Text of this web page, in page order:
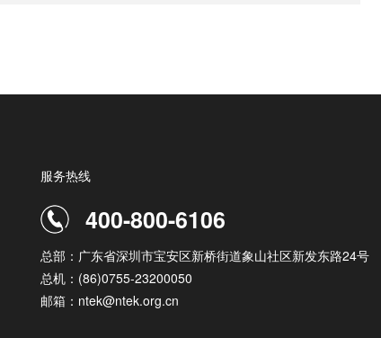
服务热线
400-800-6106
总部：广东省深圳市宝安区新桥街道象山社区新发东路24号
总机：(86)0755-23200050
邮箱：ntek@ntek.org.cn